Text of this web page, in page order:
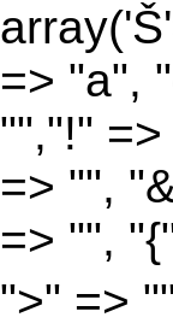
=> "a",
"","!"
=> "",
=> "",
">" =>